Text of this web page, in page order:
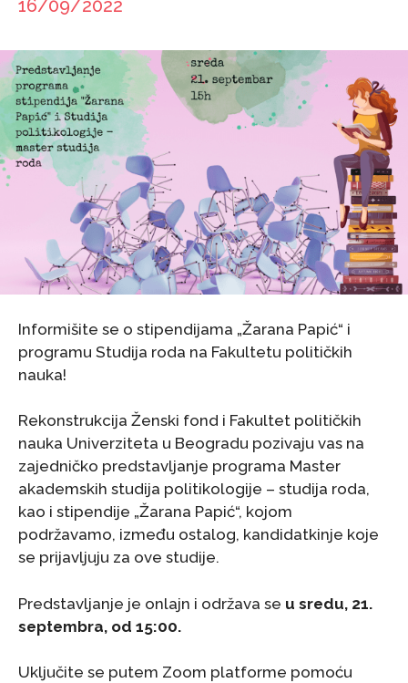
16/09/2022
Informišite se o stipendijama „Žarana Papić“ i
programu Studija roda na Fakultetu političkih
nauka!
Rekonstrukcija Ženski fond i Fakultet političkih
nauka Univerziteta u Beogradu pozivaju vas na
zajedničko predstavljanje programa Master
akademskih studija politikologije – studija roda,
kao i stipendije „Žarana Papić“, kojom
podržavamo, između ostalog, kandidatkinje koje
se prijavljuju za ove studije.
Predstavljanje je onlajn i održava se u sredu, 21.
septembra, od 15:00.
Uključite se putem Zoom platforme pomoću